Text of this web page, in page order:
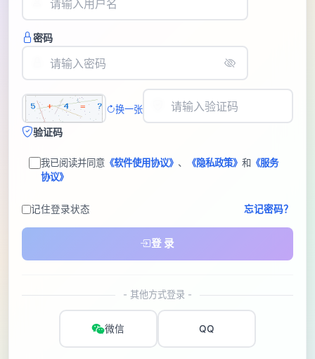
密码
换一张
验证码
我已阅读并同意 《软件使用协议》 、 《隐私政策》 和 《服务
协议》
记住登录状态 忘记密码？
登 录
- 其他方式登录 -
微信 QQ